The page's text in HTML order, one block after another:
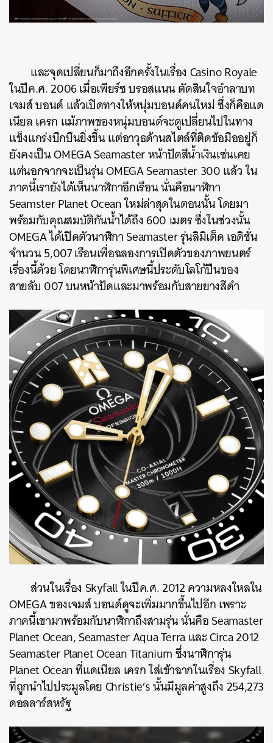
และจุดเปลี่ยนก็มาถึงอีกครั้งในเรื่อง Casino Royale
ในปีค.ศ. 2006 เมื่อเพียร์ซ บรอสแนน ตัดสินใจอำลาบท
เจมส์ บอนด์ แล้วเปิดทางให้หนุ่มบอนด์คนใหม่ ซึ่งก็คือแด
เนียล เครก แม้ภาพของหนุ่มบอนด์จะดูเปลี่ยนไปในทาง
แข็งแกร่งบึกบึนยิ่งขึ้น แต่อาวุธด้านสไตล์ที่ติดข้อมืออยู่ก็
ยังคงเป็น OMEGA Seamaster หน้าปัดสีน้ำเงินเช่นเคย
แต่นอกจากจะเป็นรุ่น OMEGA Seamaster 300 แล้ว ใน
ภาคนี้เรายังได้เห็นนาฬิกาอีกเรือน นั่นคือนาฬิกา
Seamster Planet Ocean ใหม่ล่าสุดในตอนนั้น โดยมา
พร้อมกับคุณสมบัติกันน้ำได้ถึง 600 เมตร ซึ่งในช่วงนั้น
OMEGA ได้เปิดตัวนาฬิกา Seamaster รุ่นลิมิเต็ด เอดิชั่น
จำนวน 5,007 เรือนเพื่อฉลองการเปิดตัวของภาพยนตร์
เรื่องนี้ด้วย โดยนาฬิการุ่นพิเศษนี้ประดับโลโก้ปืนของ
สายลับ 007 บนหน้าปัดและมาพร้อมกับสายยางสีดำ
ส่วนในเรื่อง Skyfall ในปีค.ศ. 2012 ความหลงใหลใน
OMEGA ของเจมส์ บอนด์ดูจะเพิ่มมากขึ้นไปอีก เพราะ
ภาคนี้เขามาพร้อมกับนาฬิกาถึงสามรุ่น นั่นคือ Seamaster
Planet Ocean, Seamaster Aqua Terra และ Circa 2012
Seamaster Planet Ocean Titanium ซึ่งนาฬิการุ่น
Planet Ocean ที่แดเนียล เครก ใส่เข้าฉากในเรื่อง Skyfall
ที่ถูกนำไปประมูลโดย Christie’s นั้นมีมูลค่าสูงถึง 254,273
ดอลลาร์สหรัฐ